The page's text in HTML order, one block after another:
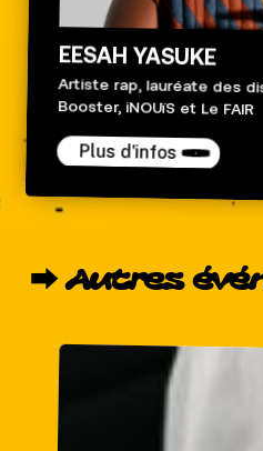
EESAH YASUKE
Artiste rap, lauréate des
Booster, iNOUïS et Le FAIR
Plus d'infos
⮕ Autres
Workshop
entrepreneuriat
culturel
: